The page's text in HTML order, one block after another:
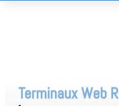
Terminaux Web